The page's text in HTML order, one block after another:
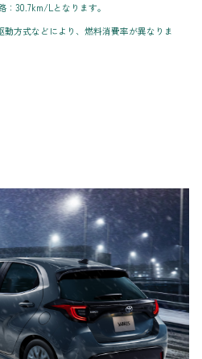
30.7km/Lとなります。
方式などにより、燃料消費率が異なりま